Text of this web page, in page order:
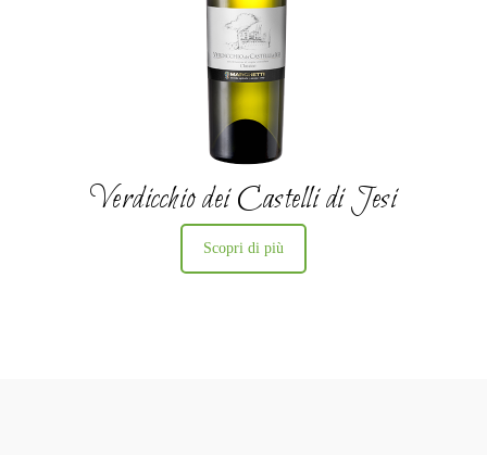
Verdicchio dei Castelli di Jesi
Scopri di più